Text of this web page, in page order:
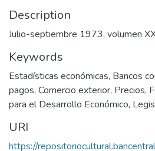
Description
Julio-septiembre 1973, volumen
Keywords
Estadísticas económicas, Bancos
pagos, Comercio exterior, Precios,
para el Desarrollo Económico,
URI
https://